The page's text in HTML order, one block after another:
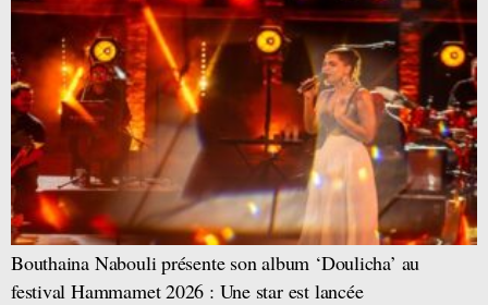
Bouthaina Nabouli présente son album ‘Doulicha’ au
festival Hammamet 2026 : Une star est lancée